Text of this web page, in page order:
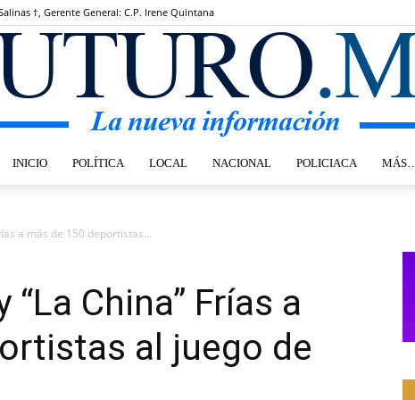
†, Gerente General: C.P. Irene Quintana
INICIO POLÍTICA LOCAL NACIONAL POLICIACA
a más de 150 deportistas...
China” Frías a
al juego de